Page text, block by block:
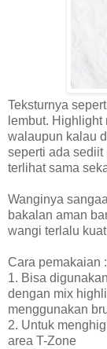
Teksturnya
lembut.
walaupun kalau
seperti ada
terlihat sama
Wanginya
bakalan aman
wangi terlalu
Cara pemakaian :
1. Bisa
dengan mix
menggunakan
2. Untuk
area T-Zone